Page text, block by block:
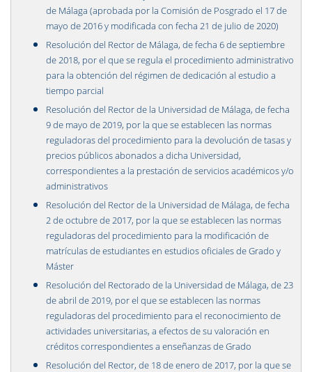
de Málaga (aprobada por la Comisión de Posgrado el 17 de
mayo de 2016 y modificada con fecha 21 de julio de 2020)
Resolución del Rector de Málaga, de fecha 6 de septiembre
de 2018, por el que se regula el procedimiento administrativo
para la obtención del régimen de dedicación al estudio a
tiempo parcial
Resolución del Rector de la Universidad de Málaga, de fecha
9 de mayo de 2019, por la que se establecen las normas
reguladoras del procedimiento para la devolución de tasas y
precios públicos abonados a dicha Universidad,
correspondientes a la prestación de servicios académicos y/o
administrativos
Resolución del Rector de la Universidad de Málaga, de fecha
2 de octubre de 2017, por la que se establecen las normas
reguladoras del procedimiento para la modificación de
matrículas de estudiantes en estudios oficiales de Grado y
Máster
Resolución del Rectorado de la Universidad de Málaga, de 23
de abril de 2019, por el que se establecen las normas
reguladoras del procedimiento para el reconocimiento de
actividades universitarias, a efectos de su valoración en
créditos correspondientes a enseñanzas de Grado
Resolución del Rector, de 18 de enero de 2017, por la que se